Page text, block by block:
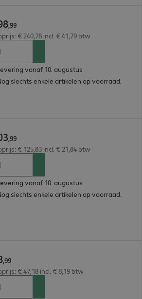
,99
€ 240,78 incl. € 41,79 btw
vanaf 10. augustus
slechts enkele artikelen op voorraad.
,99
€ 125,83 incl. € 21,84 btw
vanaf 10. augustus
slechts enkele artikelen op voorraad.
,99
€ 47,18 incl. € 8,19 btw